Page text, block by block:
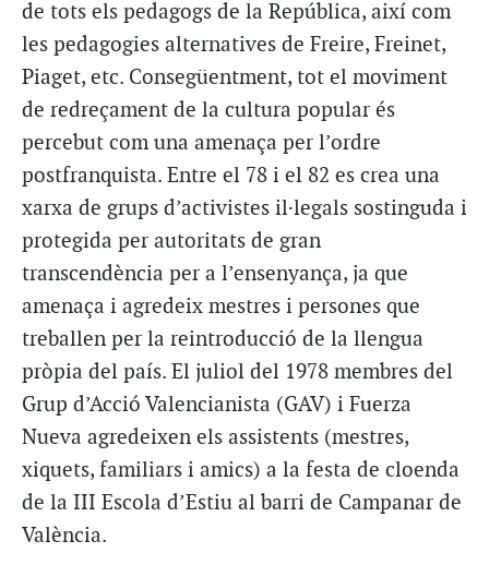
de tots els pedagogs de la República, així com
les pedagogies alternatives de Freire, Freinet,
Piaget, etc. Consegüentment, tot el moviment
de redreçament de la cultura popular és
percebut com una amenaça per l’ordre
postfranquista. Entre el 78 i el 82 es crea una
xarxa de grups d’activistes il·legals sostinguda i
protegida per autoritats de gran
transcendència per a l’ensenyança, ja que
amenaça i agredeix mestres i persones que
treballen per la reintroducció de la llengua
pròpia del país. El juliol del 1978 membres del
Grup d’Acció Valencianista (GAV) i Fuerza
Nueva agredeixen els assistents (mestres,
xiquets, familiars i amics) a la festa de cloenda
de la III Escola d’Estiu al barri de Campanar de
València.